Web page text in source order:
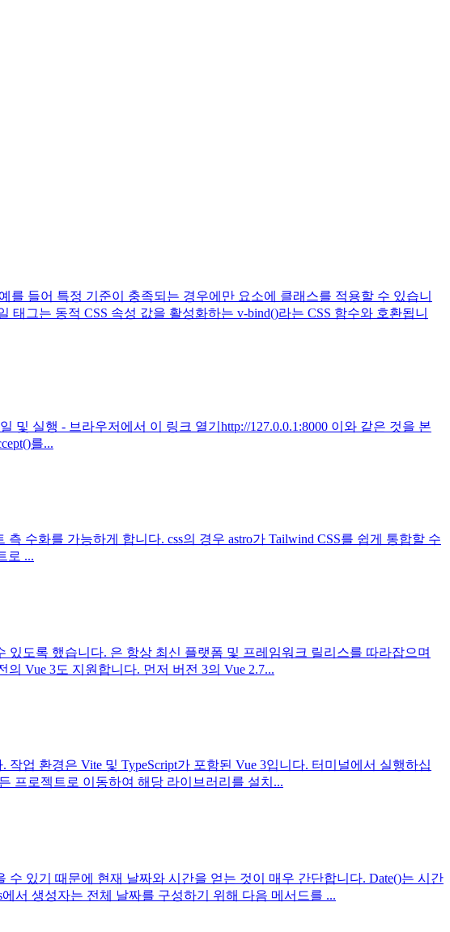
들어 특정 기준이 충족되는 경우에만 요소에 클래스를 적용할 수 있습니
그는 동적 CSS 속성 값을 활성화하는 v-bind()라는 CSS 함수와 호환됩니
및 실행 - 브라우저에서 이 링크 열기http://127.0.0.1:8000 이와 같은 것을 본
를...
수화를 가능하게 합니다. css의 경우 astro가 Tailwind CSS를 쉽게 통합할 수
로 ...
있도록 했습니다. 은 항상 최신 플랫폼 및 프레임워크 릴리스를 따라잡으며
Vue 3도 지원합니다. 먼저 버전 3의 Vue 2.7...
업 환경은 Vite 및 TypeScript가 포함된 Vue 3입니다. 터미널에서 실행하십
프로젝트로 이동하여 해당 라이브러리를 설치...
있기 때문에 현재 날짜와 시간을 얻는 것이 매우 간단합니다. Date()는 시간
서 생성자는 전체 날짜를 구성하기 위해 다음 메서드를 ...